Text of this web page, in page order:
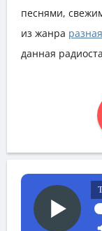
песнями,
из жанра
данная